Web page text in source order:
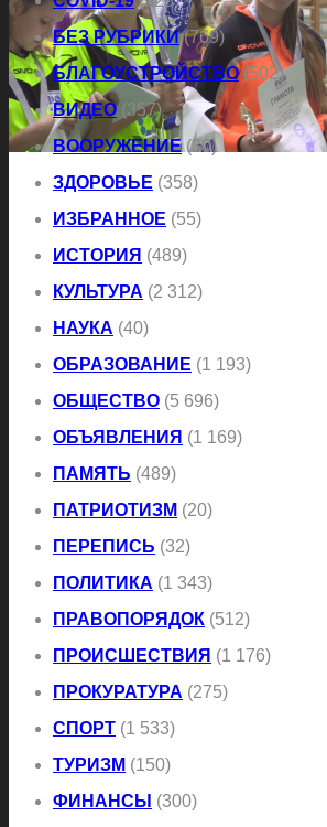
БЕЗ РУБРИКИ(769)
БЛАГОУСТРОЙСТВО(502)
ВИДЕО(357)
ВООРУЖЕНИЕ(30)
ЗДОРОВЬЕ (358)
ИЗБРАННОЕ (55)
ИСТОРИЯ (489)
КУЛЬТУРА (2 312)
НАУКА (40)
ОБРАЗОВАНИЕ (1 193)
ОБЩЕСТВО (5 696)
ОБЪЯВЛЕНИЯ (1 169)
ПАМЯТЬ (489)
ПАТРИОТИЗМ (20)
ПЕРЕПИСЬ (32)
ПОЛИТИКА (1 343)
ПРАВОПОРЯДОК (512)
ПРОИСШЕСТВИЯ (1 176)
ПРОКУРАТУРА (275)
СПОРТ (1 533)
ТУРИЗМ (150)
ФИНАНСЫ (300)